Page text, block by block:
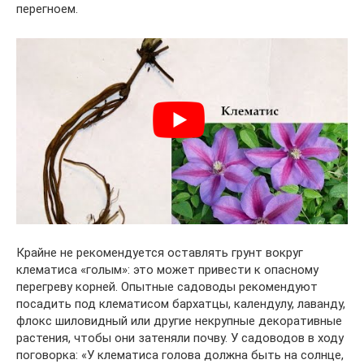
перегноем.
Крайне не рекомендуется оставлять грунт вокруг
клематиса «голым»: это может привести к опасному
перегреву корней. Опытные садоводы рекомендуют
посадить под клематисом бархатцы, календулу, лаванду,
флокс шиловидный или другие некрупные декоративные
растения, чтобы они затеняли почву. У садоводов в ходу
поговорка: «У клематиса голова должна быть на солнце,